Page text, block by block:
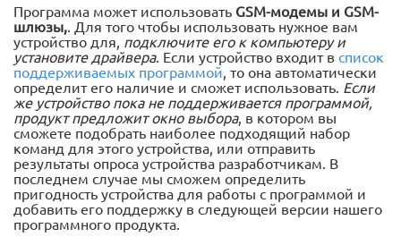
Программа может использовать GSM-модемы и GSM-
шлюзы, . Для того чтобы использовать нужное вам
устройство для, подключите его к компьютеру и
установите драйвера. Если устройство входит в список
поддерживаемых программой , то она автоматически
определит его наличие и сможет использовать. Если
же устройство пока не поддерживается программой,
продукт предложит окно выбора, в котором вы
сможете подобрать наиболее подходящий набор
команд для этого устройства, или отправить
результаты опроса устройства разработчикам. В
последнем случае мы сможем определить
пригодность устройства для работы с программой и
добавить его поддержку в следующей версии нашего
программного продукта.